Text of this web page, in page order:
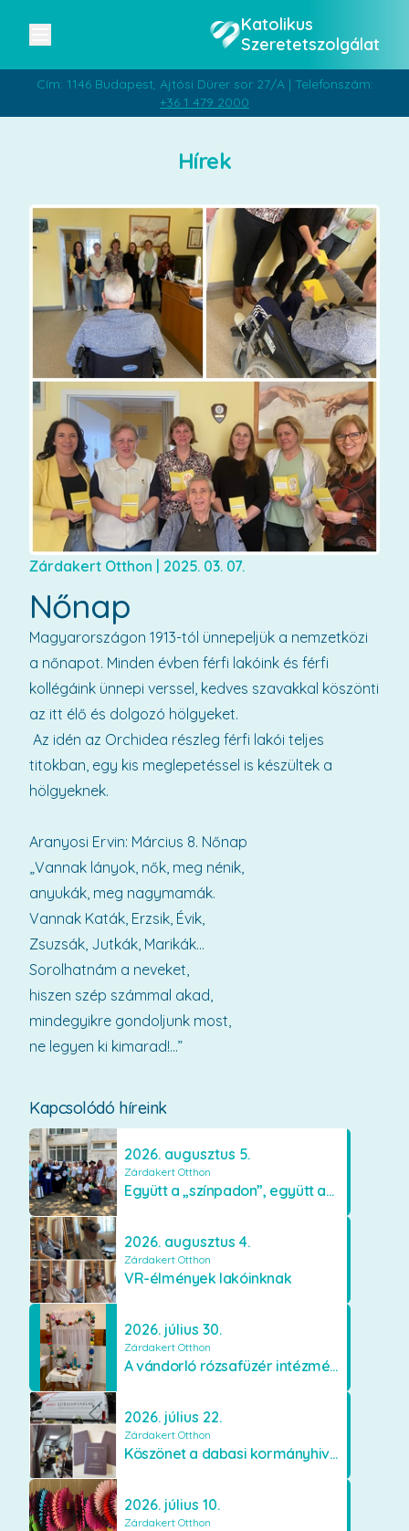
Katolikus
Szeretetszolgálat
Cím: 1146 Budapest, Ajtósi Dürer sor 27/A | Telefonszám:
+36 1 479 2000
Hírek
Kapcsolódó híreink
2026. augusztus 5.
Zárdakert Otthon
Együtt a „színpadon”, együtt az élményekért 🎭✨
2026. augusztus 4.
Zárdakert Otthon
VR-élmények lakóinknak
2026. július 30.
Zárdakert Otthon
A vándorló rózsafüzér intézményünkben
2026. július 22.
Zárdakert Otthon
Köszönet a dabasi kormányhivatal munkatársainak
2026. július 10.
Zárdakert Otthon
Zárdakert Otthon 2025. 03. 07.
Nőnap
Magyarországon 1913-tól ünnepeljük a nemzetközi
a nőnapot. Minden évben férfi lakóink és férfi
kollégáink ünnepi verssel, kedves szavakkal köszönti
az itt élő és dolgozó hölgyeket.
Az idén az Orchidea részleg férfi lakói teljes
titokban, egy kis meglepetéssel is készültek a
hölgyeknek.
Aranyosi Ervin: Március 8. Nőnap
„Vannak lányok, nők, meg nénik,
anyukák, meg nagymamák.
Vannak Katák, Erzsik, Évik,
Zsuzsák, Jutkák, Marikák…
Sorolhatnám a neveket,
hiszen szép számmal akad,
mindegyikre gondoljunk most,
ne legyen ki kimarad!...”